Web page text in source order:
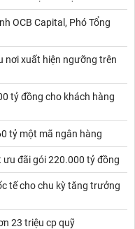
OCB Capital, Phó Tổng
nơi xuất hiện ngưỡng trên
tỷ đồng cho khách hàng
tỷ một mã ngân hàng
ưu đãi gói 220.000 tỷ đồng
tế cho chu kỳ tăng trưởng
23 triệu cp quỹ